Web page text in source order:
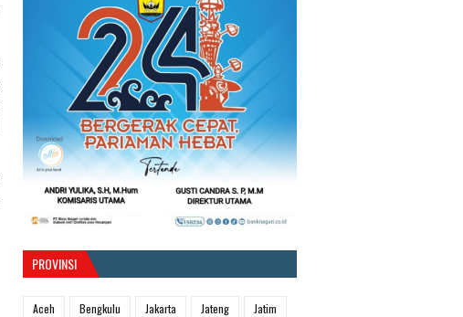
PROVINSI
Aceh Bengkulu Jakarta Jateng
Jatim